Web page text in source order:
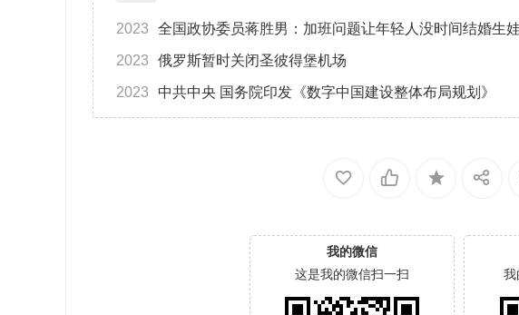
2023 全国政协委员蒋胜男：加班问题让年轻人没时间结婚生
2023 俄罗斯暂时关闭圣彼得堡机场
2023 中共中央 国务院印发《数字中国建设整体布局规划》
我的微信
这是我的微信扫一扫
我